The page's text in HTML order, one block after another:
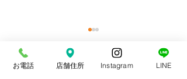
お電話 店舗住所 Instagram LINE